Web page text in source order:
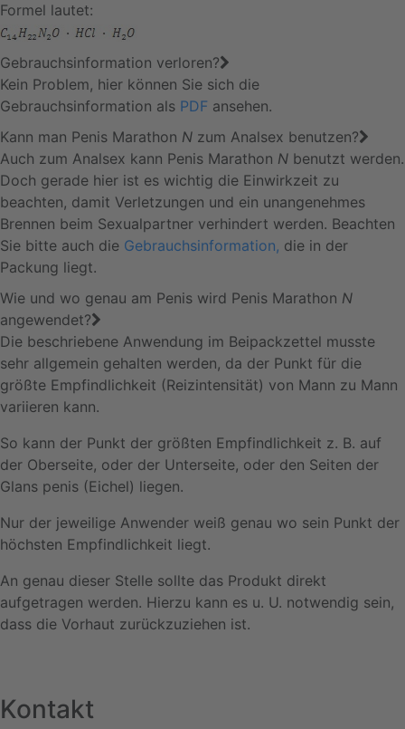
Formel lautet:
Gebrauchsinformation verloren?
Kein Problem, hier können Sie sich die
Gebrauchsinformation als PDF ansehen.
Kann man Penis Marathon N zum Analsex benutzen?
Auch zum Analsex kann Penis Marathon N benutzt werden.
Doch gerade hier ist es wichtig die Einwirkzeit zu
beachten, damit Verletzungen und ein unangenehmes
Brennen beim Sexualpartner verhindert werden. Beachten
Sie bitte auch die Gebrauchsinformation, die in der
Packung liegt.
Wie und wo genau am Penis wird Penis Marathon N
angewendet?
Die beschriebene Anwendung im Beipackzettel musste
sehr allgemein gehalten werden, da der Punkt für die
größte Empfindlichkeit (Reizintensität) von Mann zu Mann
variieren kann.
So kann der Punkt der größten Empfindlichkeit z. B. auf
der Oberseite, oder der Unterseite, oder den Seiten der
Glans penis (Eichel) liegen.
Nur der jeweilige Anwender weiß genau wo sein Punkt der
höchsten Empfindlichkeit liegt.
An genau dieser Stelle sollte das Produkt direkt
aufgetragen werden. Hierzu kann es u. U. notwendig sein,
dass die Vorhaut zurückzuziehen ist.
Kontakt